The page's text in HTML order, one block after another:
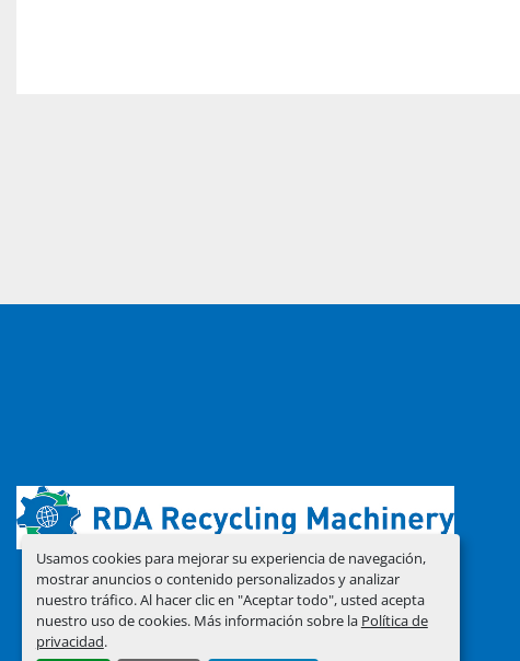
Usamos cookies para mejorar su experiencia de navegación,
mostrar anuncios o contenido personalizados y analizar
nuestro tráfico. Al hacer clic en "Aceptar todo", usted acepta
nuestro uso de cookies. Más información sobre la Política de
privacidad.